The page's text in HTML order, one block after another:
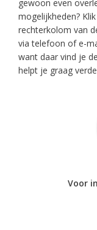
gewoon even
mogelijkheden?
rechterkolom van
via telefoon of e-
want daar vind je
helpt je graag
Voor